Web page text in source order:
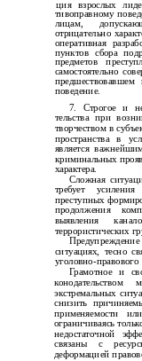
ция взрослых
тивоправному
лицам,
отрицательно
оперативная
пунктов сбора
предметов
самостоятельно
поведение.
7. Строгое и
тельства при
творчеством в
пространства в
является
криминальных
характера.
Сложная
требует
преступных
продолжения
выявления
террористических
ситуациях, тесно
уголовно-
Грамотное и
конодательством
экстремальных
снизить
применяемости
ограничиваясь
недостаточной
связаны с
деформацией